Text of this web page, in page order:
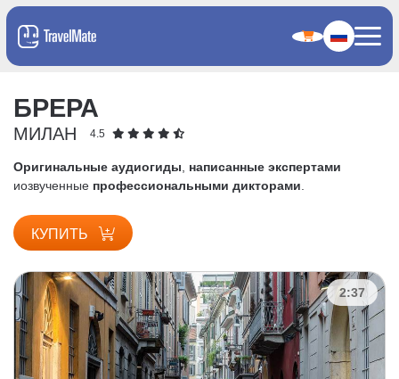
БРЕРА
МИЛАН 4.5
Оригинальные аудиогиды
написанные экспертами
иозвученные профессиональными дикторами
КУПИТЬ
2:37